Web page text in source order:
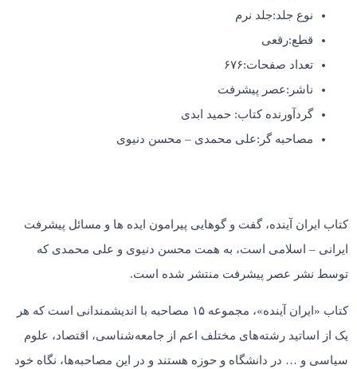
نوع جلد:جلد نرم
قطع:رقعی
تعداد صفحات:۶۷۶
ناشر:عصر پیشرفت
گردآورنده کتاب: حمید ابدی
مصاحبه گر:علی محمدی – محسن دنیوی
کتاب ایران آینده، گفت و گوهایی پیرامون ایده ها و مسائل پیشرفت
ایرانی – اسلامی است، به همت محسن دنیوی و علی محمدی که
توسط نشر عصر پیشرفت منتشر شده است.
کتاب «ایران آینده»، مجموعه ۱۵ مصاحبه با اندیشمندانی است که هر
یک از اساتید رشته‌های مختلف اعم از جامعه‌شناسی، اقتصاد، علوم
سیاسی و … در دانشگاه و حوزه هستند و در این مصاحبه‌ها، نگاه خود